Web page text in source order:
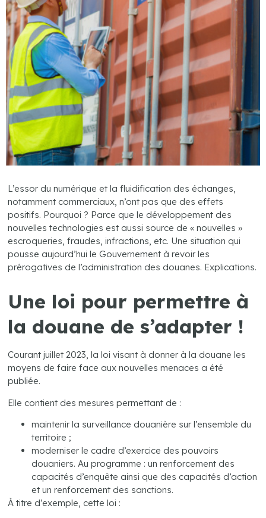
L’essor du numérique et la fluidification des échanges,
notamment commerciaux, n’ont pas que des effets
positifs. Pourquoi ? Parce que le développement des
nouvelles technologies est aussi source de « nouvelles »
escroqueries, fraudes, infractions, etc. Une situation qui
pousse aujourd’hui le Gouvernement à revoir les
prérogatives de l’administration des douanes. Explications.
Une loi pour permettre à
la douane de s’adapter !
Courant juillet 2023, la loi visant à donner à la douane les
moyens de faire face aux nouvelles menaces a été
publiée.
Elle contient des mesures permettant de :
maintenir la surveillance douanière sur l’ensemble du
territoire ;
moderniser le cadre d’exercice des pouvoirs
douaniers. Au programme : un renforcement des
capacités d’enquête ainsi que des capacités d’action
et un renforcement des sanctions.
À titre d’exemple, cette loi :